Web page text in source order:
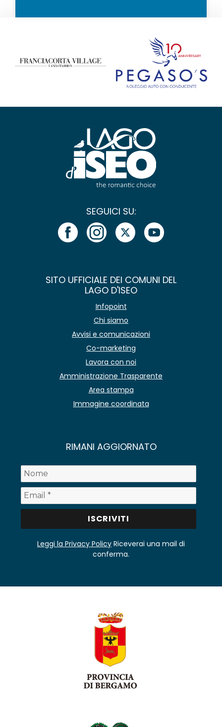
SEGUICI SU:
SITO UFFICIALE DEI COMUNI DEL
LAGO D'ISEO
Infopoint
Chi siamo
Avvisi e comunicazioni
Co-marketing
Lavora con noi
Amministrazione Trasparente
Area stampa
Immagine coordinata
RIMANI AGGIORNATO
Leggi la Privacy Policy Riceverai una mail di
conferma.